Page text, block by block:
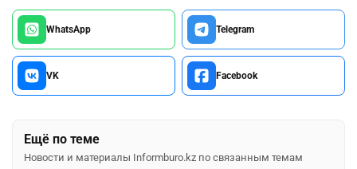
WhatsApp Telegram
VK Facebook
Ещё по теме
Новости и материалы Informburo.kz по связанным темам